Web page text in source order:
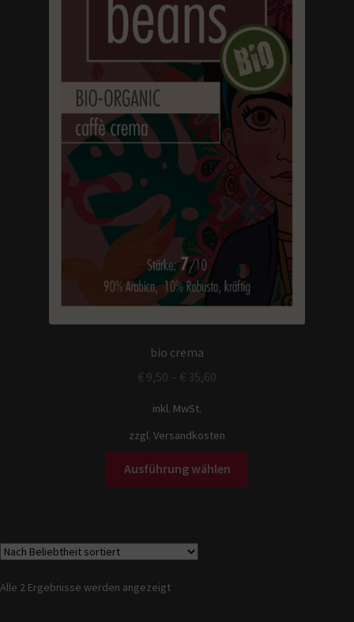
bio crema
€ 9,50 – € 35,60
inkl. MwSt.
zzgl. Versandkosten
Ausführung wählen
Alle 2 Ergebnisse werden angezeigt